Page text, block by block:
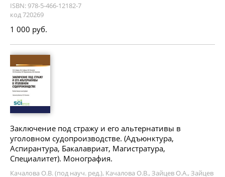
ISBN: 978-5-466-12182-7
код 720269
1 000 руб.
Заключение под стражу и его альтернативы в
уголовном судопроизводстве. (Адъюнктура,
Аспирантура, Бакалавриат, Магистратура,
Специалитет). Монография.
Качалова О.В. (под науч. ред.), Качалова О.В., Зайцев О.А., Зайцев